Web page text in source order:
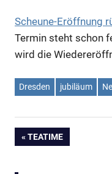
Scheune-Eröffnung
Termin steht schon
wird die
Dresden jubiläum
VORHERIGER
TEATIME